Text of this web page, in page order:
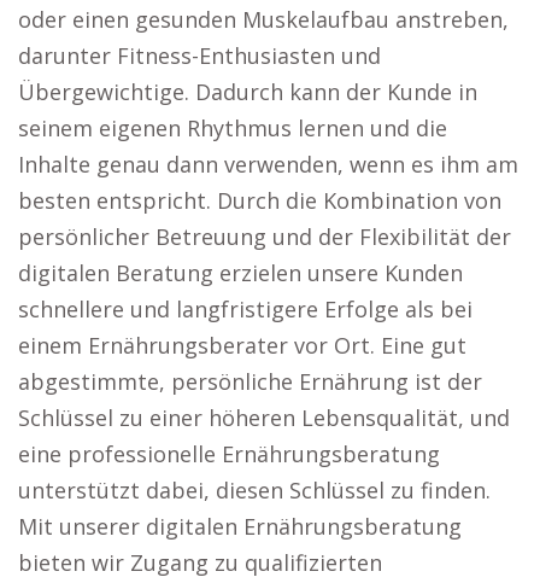
oder einen gesunden Muskelaufbau anstreben,
darunter Fitness-Enthusiasten und
Übergewichtige. Dadurch kann der Kunde in
seinem eigenen Rhythmus lernen und die
Inhalte genau dann verwenden, wenn es ihm am
besten entspricht. Durch die Kombination von
persönlicher Betreuung und der Flexibilität der
digitalen Beratung erzielen unsere Kunden
schnellere und langfristigere Erfolge als bei
einem Ernährungsberater vor Ort. Eine gut
abgestimmte, persönliche Ernährung ist der
Schlüssel zu einer höheren Lebensqualität, und
eine professionelle Ernährungsberatung
unterstützt dabei, diesen Schlüssel zu finden.
Mit unserer digitalen Ernährungsberatung
bieten wir Zugang zu qualifizierten